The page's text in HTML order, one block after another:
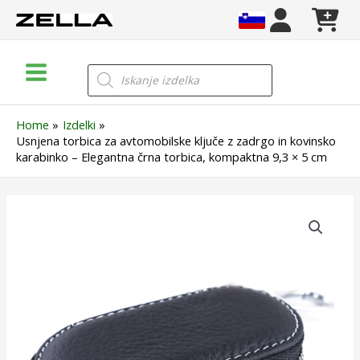
Menu
Products
search
Home
Izdelki
Usnjena torbica za avtomobilske ključe z zadrgo in kovinsko
karabinko – Elegantna črna torbica, kompaktna 9,3 × 5 cm